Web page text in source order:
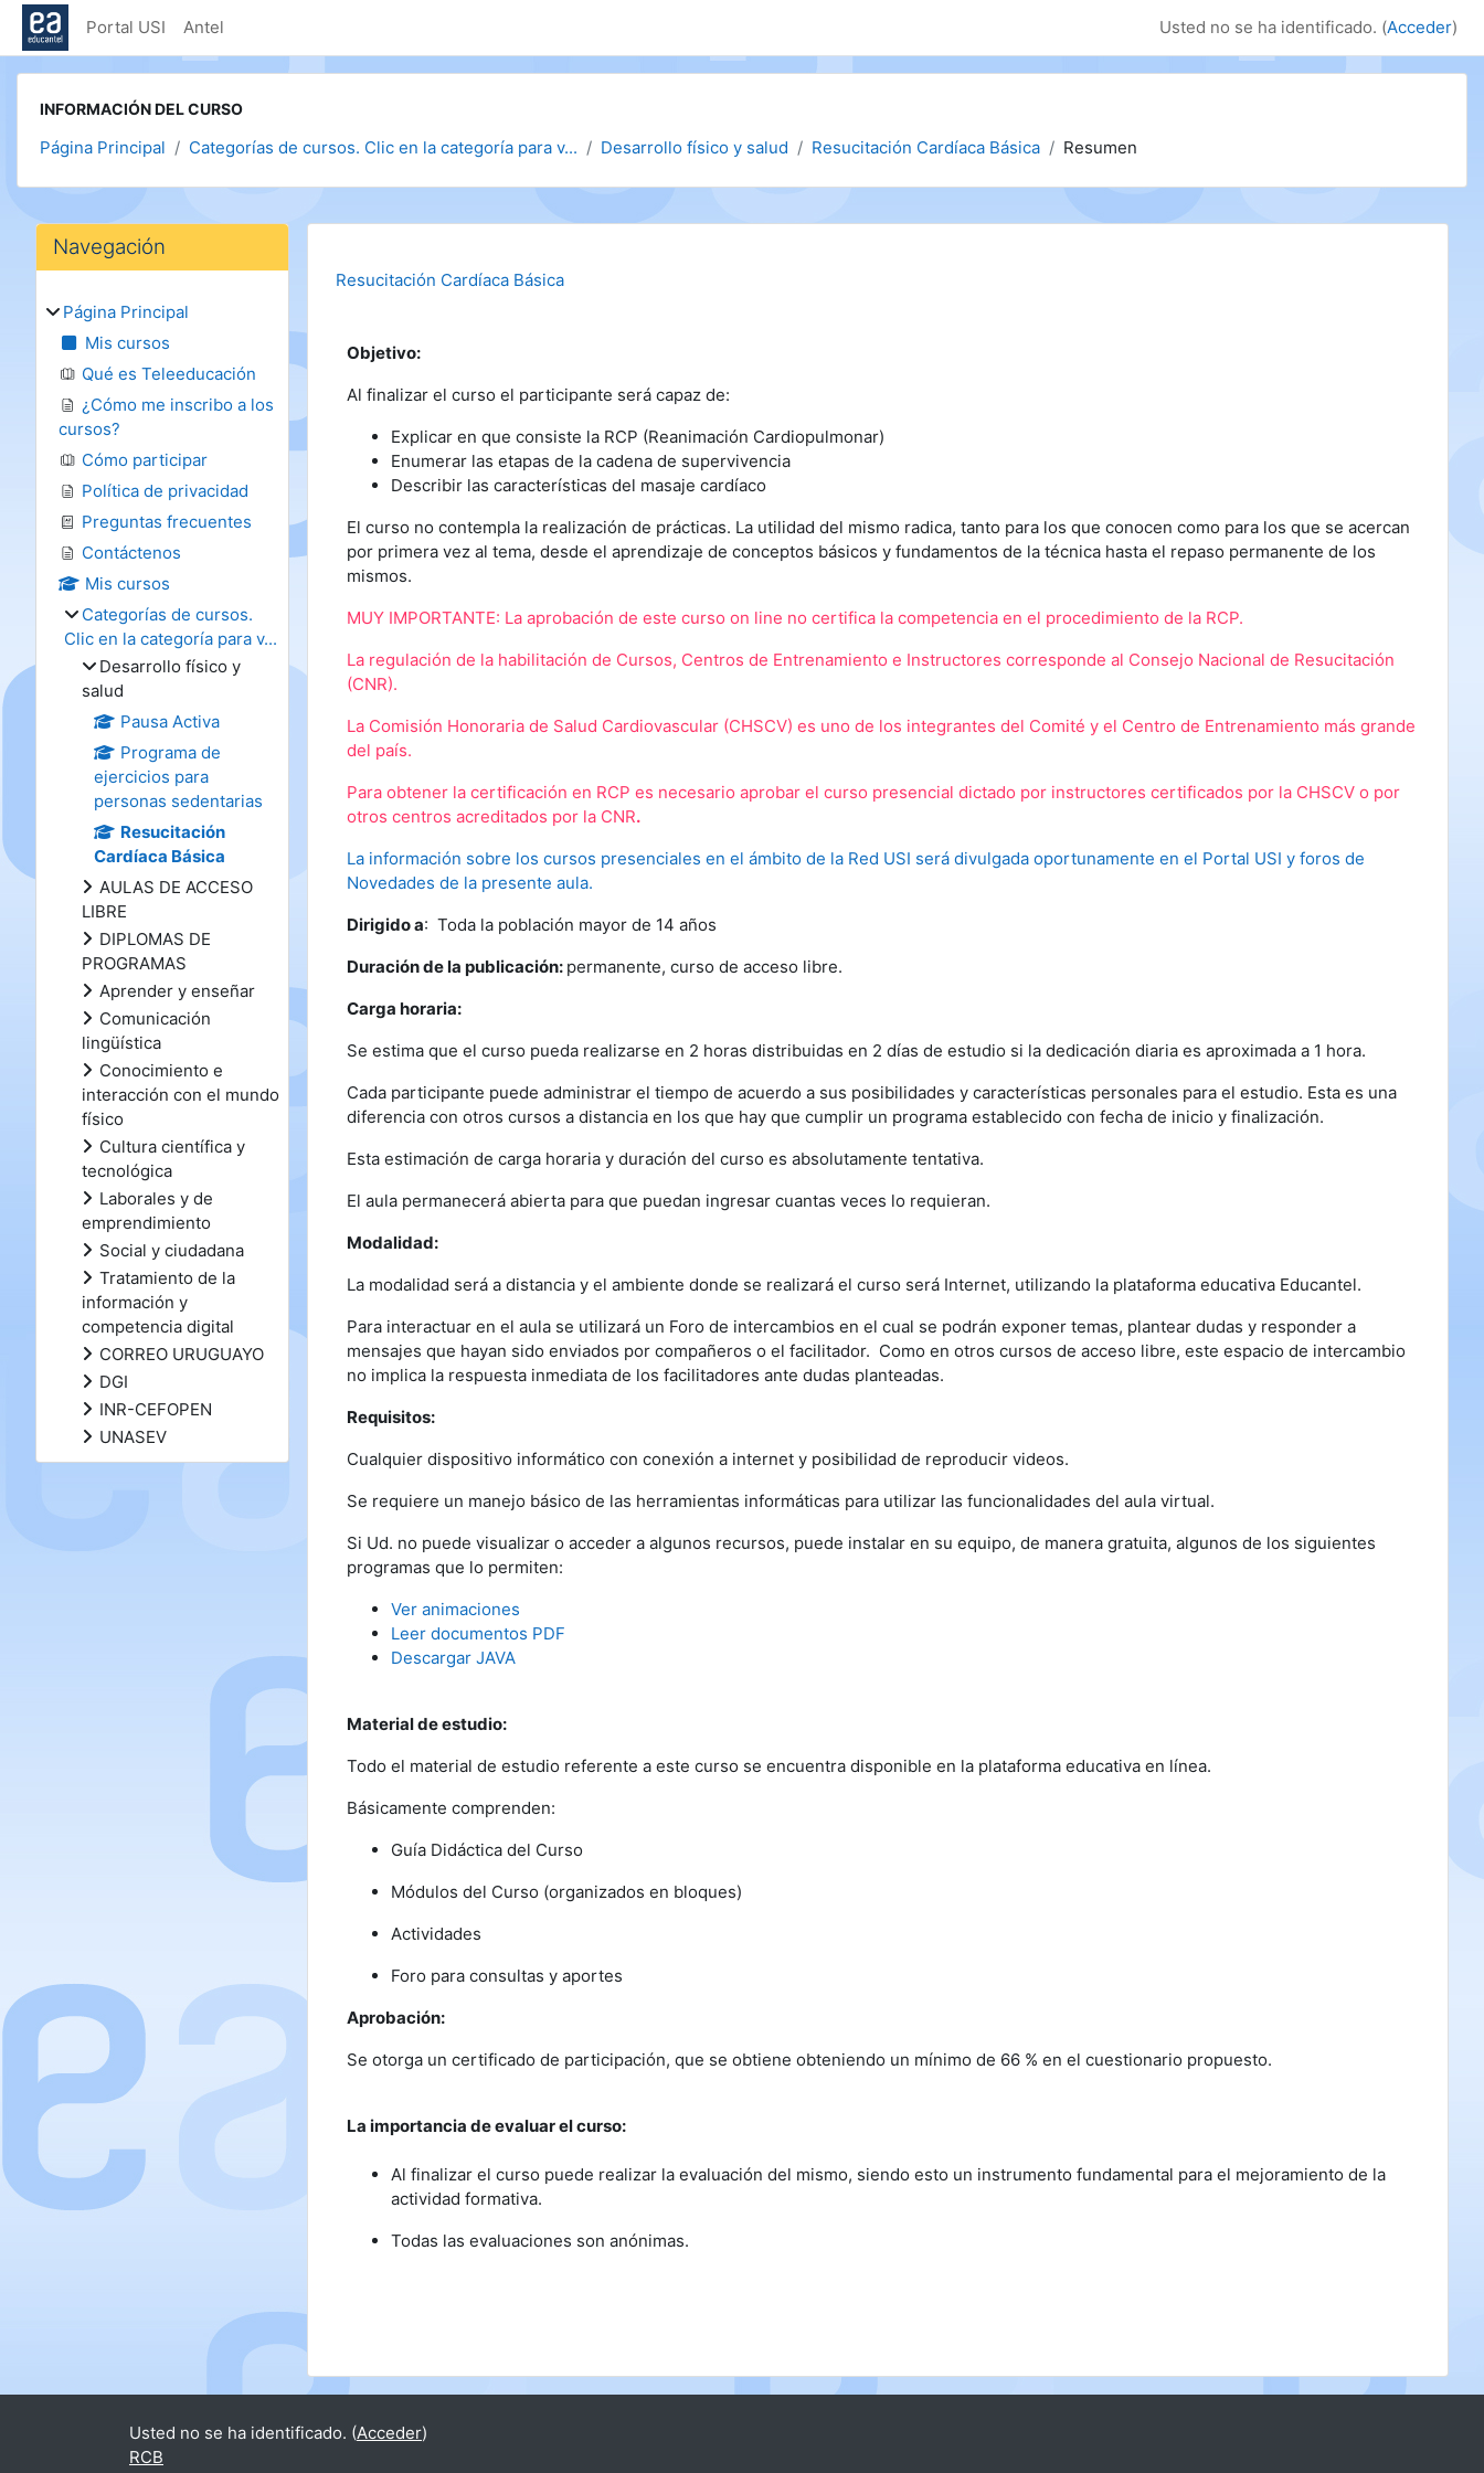
Salta al contenido principal
Portal USI Antel Usted no se ha identificado. (Acceder)
INFORMACIÓN DEL CURSO
Página Principal Categorías de cursos. Clic en la categoría para v... Desarrollo físico y salud Resucitación Cardíaca Básica Resumen
Resucitación Cardíaca Básica
Objetivo:
Al finalizar el curso el participante será capaz de:
Explicar en que consiste la RCP (Reanimación Cardiopulmonar)
Enumerar las etapas de la cadena de supervivencia
Describir las características del masaje cardíaco
El curso no contempla la realización de prácticas. La utilidad del mismo radica, tanto para los que conocen como para los que se acercan
por primera vez al tema, desde el aprendizaje de conceptos básicos y fundamentos de la técnica hasta el repaso permanente de los
mismos.
MUY IMPORTANTE: La aprobación de este curso on line no certifica la competencia en el procedimiento de la RCP.
La regulación de la habilitación de Cursos, Centros de Entrenamiento e Instructores corresponde al Consejo Nacional de Resucitación
(CNR).
La Comisión Honoraria de Salud Cardiovascular (CHSCV) es uno de los integrantes del Comité y el Centro de Entrenamiento más grande
del país.
Para obtener la certificación en RCP es necesario aprobar el curso presencial dictado por instructores certificados por la CHSCV o por
otros centros acreditados por la CNR.
La información sobre los cursos presenciales en el ámbito de la Red USI será divulgada oportunamente en el Portal USI y foros de
Novedades de la presente aula.
Dirigido a: Toda la población mayor de 14 años
Duración de la publicación: permanente, curso de acceso libre.
Carga horaria:
Se estima que el curso pueda realizarse en 2 horas distribuidas en 2 días de estudio si la dedicación diaria es aproximada a 1 hora.
Cada participante puede administrar el tiempo de acuerdo a sus posibilidades y características personales para el estudio. Esta es una
diferencia con otros cursos a distancia en los que hay que cumplir un programa establecido con fecha de inicio y finalización.
Esta estimación de carga horaria y duración del curso es absolutamente tentativa.
El aula permanecerá abierta para que puedan ingresar cuantas veces lo requieran.
Modalidad:
La modalidad será a distancia y el ambiente donde se realizará el curso será Internet, utilizando la plataforma educativa Educantel.
Para interactuar en el aula se utilizará un Foro de intercambios en el cual se podrán exponer temas, plantear dudas y responder a
mensajes que hayan sido enviados por compañeros o el facilitador. Como en otros cursos de acceso libre, este espacio de intercambio
no implica la respuesta inmediata de los facilitadores ante dudas planteadas.
Requisitos:
Cualquier dispositivo informático con conexión a internet y posibilidad de reproducir videos.
Se requiere un manejo básico de las herramientas informáticas para utilizar las funcionalidades del aula virtual.
Si Ud. no puede visualizar o acceder a algunos recursos, puede instalar en su equipo, de manera gratuita, algunos de los siguientes
programas que lo permiten:
Ver animaciones
Leer documentos PDF
Descargar JAVA
Material de estudio:
Todo el material de estudio referente a este curso se encuentra disponible en la plataforma educativa en línea.
Básicamente comprenden:
Guía Didáctica del Curso
Módulos del Curso (organizados en bloques)
Actividades
Foro para consultas y aportes
Aprobación:
Se otorga un certificado de participación, que se obtiene obteniendo un mínimo de 66 % en el cuestionario propuesto.
La importancia de evaluar el curso:
Al finalizar el curso puede realizar la evaluación del mismo, siendo esto un instrumento fundamental para el mejoramiento de la
actividad formativa.
Todas las evaluaciones son anónimas.
Bloques
Salta Navegación
Navegación
Página Principal
Mis cursos
Qué es Teleeducación
¿Cómo me inscribo a los
cursos?
Cómo participar
Política de privacidad
Preguntas frecuentes
Contáctenos
Mis cursos
Categorías de cursos.
Clic en la categoría para v...
Desarrollo físico y
salud
Pausa Activa
Programa de
ejercicios para
personas sedentarias
Resucitación
Cardíaca Básica
AULAS DE ACCESO
LIBRE
DIPLOMAS DE
PROGRAMAS
Aprender y enseñar
Comunicación
lingüística
Conocimiento e
interacción con el mundo
físico
Cultura científica y
tecnológica
Laborales y de
emprendimiento
Social y ciudadana
Tratamiento de la
información y
competencia digital
CORREO URUGUAYO
DGI
INR-CEFOPEN
UNASEV
Usted no se ha identificado. (Acceder)
RCB